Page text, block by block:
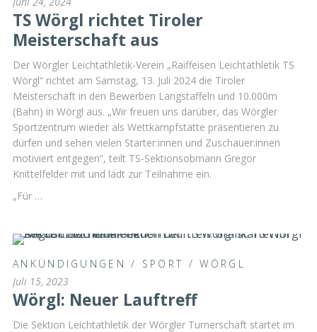
TS Wörgl richtet Tiroler
Meisterschaft aus
Der Wörgler Leichtathletik-Verein „Raiffeisen Leichtathletik TS
Wörgl“ richtet am Samstag, 13. Juli 2024 die Tiroler
Meisterschaft in den Bewerben Langstaffeln und 10.000m
(Bahn) in Wörgl aus. „Wir freuen uns darüber, das Wörgler
Sportzentrum wieder als Wettkampfstätte präsentieren zu
dürfen und sehen vielen Starter:innen und Zuschauer:innen
motiviert entgegen“, teilt TS-Sektionsobmann Gregor
Knittelfelder mit und lädt zur Teilnahme ein.
„Für …
ANKÜNDIGUNGEN / SPORT /WÖRGL
Juli 15, 2023
Wörgl: Neuer Lauftreff
Die Sektion Leichtathletik der Wörgler Turnerschaft startet im